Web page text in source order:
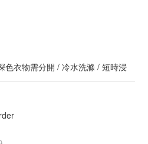
色衣物需分開 / 冷水洗滌 / 短時浸